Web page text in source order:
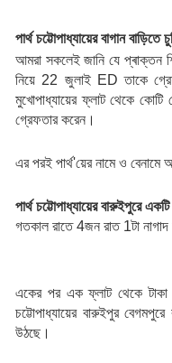
পার্থ চট্টোপাধ্যায়ের বাগান বাড়িতে
আমরা সকলেই জানি যে প্ৰাক্তন
নিয়ে 22 জুলাই ED তাকে
মুখোপাধ্যায়ের ফ্লাট থেকে
গ্রেফতার করেন।
এর পরই পার্থ'য়ের নামে ও বেনামে
পার্থ চট্টোপাধ্যায়ের বারুইপুরে একটি
গতকাল রাতে 4জন রাত 1টা নাগাদ
একের পর এক ফ্লাট থেকে টাকা
চট্টোপাধ্যায়ের বারুইপুর
উঠছে।